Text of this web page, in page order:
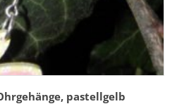
pastellgelb